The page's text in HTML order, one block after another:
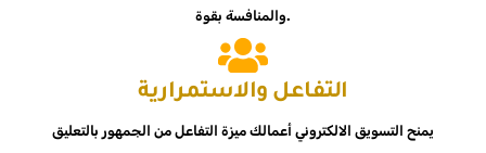
والمنافسة بقوة.
التفاعل والاستمرارية
يمنح التسويق الالكتروني أعمالك ميزة التفاعل من الجمهور بالتعليق